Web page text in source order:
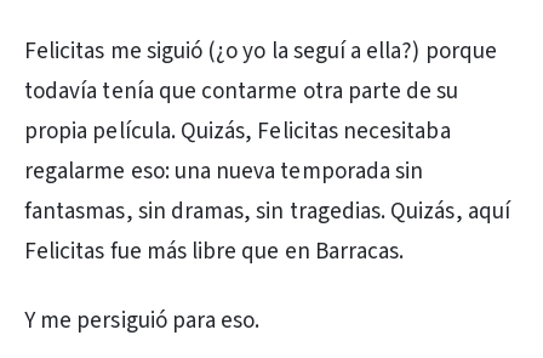
Felicitas me siguió (¿o yo la seguí a ella?) porque
todavía tenía que contarme otra parte de su
propia película. Quizás, Felicitas necesitaba
regalarme eso: una nueva temporada sin
fantasmas, sin dramas, sin tragedias. Quizás, aquí
Felicitas fue más libre que en Barracas.
Y me persiguió para eso.